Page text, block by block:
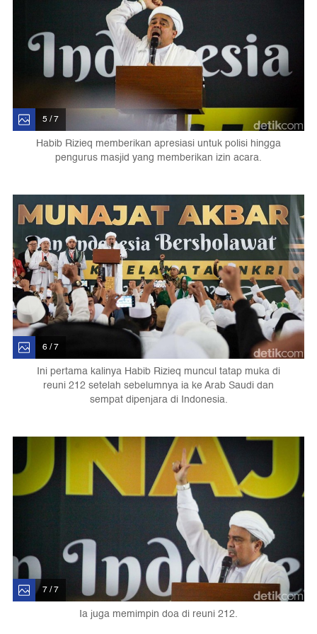
5 / 7
Habib Rizieq memberikan apresiasi untuk polisi hingga
pengurus masjid yang memberikan izin acara.
6 / 7
Ini pertama kalinya Habib Rizieq muncul tatap muka di
reuni 212 setelah sebelumnya ia ke Arab Saudi dan
sempat dipenjara di Indonesia.
7 / 7
Ia juga memimpin doa di reuni 212.